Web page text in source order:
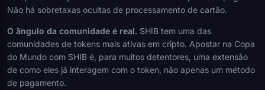
Não há sobretaxas ocultas de processamento de cartão.
O ângulo da comunidade é real. SHIB tem uma das
comunidades de tokens mais ativas em cripto. Apostar na Copa
do Mundo com SHIB é, para muitos detentores, uma extensão
de como eles já interagem com o token, não apenas um método
de pagamento.